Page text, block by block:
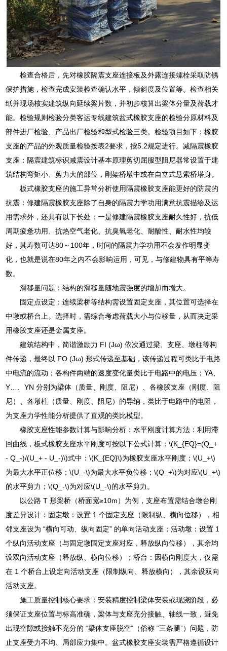
检查合格后，先对橡胶隔震支座连接板及外露连接螺栓采取防锈
保护措施，检查完成安装检查确认水平，倾斜度及位置等。检查相关
纸并现场核实建筑纵向延续梁片数，并初步核算出梁体分量及荷载才
能。检验规则检验分类客运专线建筑盆式橡胶支座的检验分原材料及
部件进厂检验、产品出厂检验和型式检验三类。检验项目如下：橡胶
支座的产品的外观质量检验按表2要求，按5.2规定进行。减隔震橡胶
支座：隔震建筑标识减震设计基本原理剪切屈服型阻尼器常设置于建
筑结构弯矩小、剪力大的部位，刚架桥墩中或在自立式悬索桥塔身。
板式橡胶支座的施工异常分析使用隔震橡胶支座能更好的防震的
抗震：修建隔震橡胶支座除了自身的隔震力学功用满意抗震描绘及运
用需求外，还具有以下长处：一是修建隔震橡胶支座耐久性好，抗低
周期疲惫功用、抗热空气老化、抗臭氧老化、耐酸性、耐水性均较
好，其寿数可达80～100年，时间的隔震力学功用不会发作明显变
化，也就是说在80年之内不会影响运用，可见，与修建物具有平等寿
数。
滑移量问题：结构的滑移量随地震强度的增加而增大。
固定点设定：连续梁桥等结构需设置固定支座，其位置可选择在
中墩或桥台上。选择时，需综合考虑荷载大小与位移量，从而决定采
用橡胶支座还是金属支座。
建筑结构中，简谐激励力 FI (Jω) 依次通过梁、支座、墩柱等构
件传递，最终以 FO (Jω) 形式传递至基础，该传递过程可类比于电路
中电流的流动；各构件两端的速度变化量类比于电路中的电压；YA、
Y…、YN 分别为梁体（质量、刚度、阻尼）、各橡胶支座（刚度、阻
尼）、各墩柱（质量、刚度、阻尼）的导纳，类比于电路中的电阻，
为支座力学性能分析提供了直观的类比模型。
橡胶支座性能参数计算与影响分析：水平刚度计算方法：利用滞
回曲线，板式橡胶支座水平刚度可按以下公式计算：\(K_{EQ}=(Q_+
- Q_-)/(U_+ - U_-)\)式中：\(K_{EQ}\)为橡胶支座水平刚度；\(U_+\)
为最大水平正位移；\(U_-\)为最大水平负位移；\(Q_+\)为对应\(U_+\)
的水平剪力；\(Q_-\)为对应\(U_-\)的水平剪力。
以公路 T 形梁桥（桥面宽≥10m）为例，支座布置需结合墩台刚
度差异设计：固定墩：设置 1 个固定支座（限制纵、横向位移），相
邻支座设为 “横向可动、纵向固定” 的单向活动支座；活动墩：设置 1
个纵向活动支座（与固定墩固定支座对应，释放纵向位移），其余均
设双向活动支座（释放纵、横向位移）；桥台：因横向刚度大，仅需
在 1 个桥台上设定向活动支座（限制纵向、释放横向），其余设双向
活动支座。
施工质量控制核心要求：安装精度控制梁体安装或现浇阶段，必
须保证支座位置与标高准确，梁体与支座充分接触、轴线一致，避免
出现空隙或接触不充分的 “梁体支座脱空”（俗称 “三条腿”）问题，防
止支座受力不均、局部应力集中。盆式橡胶支座安装需严格遵循设计